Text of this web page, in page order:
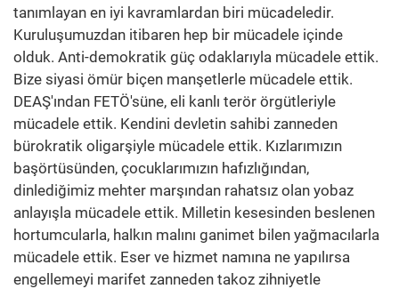
tanımlayan en iyi kavramlardan biri mücadeledir.
Kuruluşumuzdan itibaren hep bir mücadele içinde
olduk. Anti-demokratik güç odaklarıyla mücadele ettik.
Bize siyasi ömür biçen manşetlerle mücadele ettik.
DEAŞ'ından FETÖ'süne, eli kanlı terör örgütleriyle
mücadele ettik. Kendini devletin sahibi zanneden
bürokratik oligarşiyle mücadele ettik. Kızlarımızın
başörtüsünden, çocuklarımızın hafızlığından,
dinlediğimiz mehter marşından rahatsız olan yobaz
anlayışla mücadele ettik. Milletin kesesinden beslenen
hortumcularla, halkın malını ganimet bilen yağmacılarla
mücadele ettik. Eser ve hizmet namına ne yapılırsa
engellemeyi marifet zanneden takoz zihniyetle